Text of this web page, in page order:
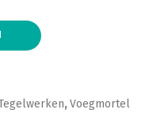
,Voegmortel